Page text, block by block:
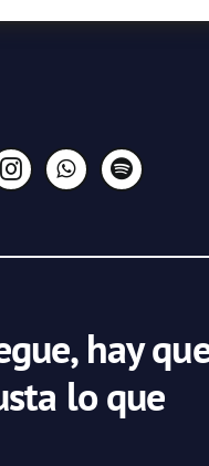
hay
lo que